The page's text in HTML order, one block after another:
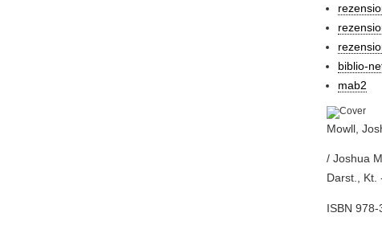
biblio-
mab2
Mowll,
/ Joshua
Darst., Kt.
ISBN